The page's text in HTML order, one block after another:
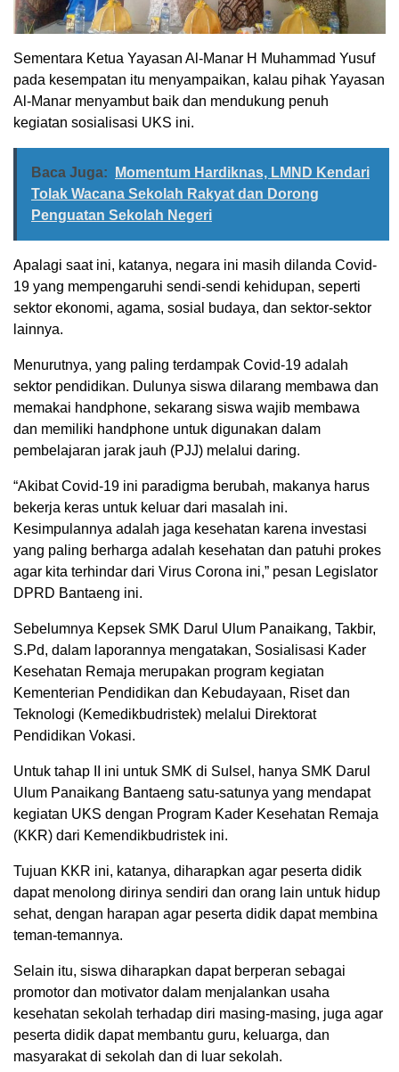
Sementara Ketua Yayasan Al-Manar H Muhammad Yusuf
pada kesempatan itu menyampaikan, kalau pihak Yayasan
Al-Manar menyambut baik dan mendukung penuh
kegiatan sosialisasi UKS ini.
Baca Juga:
Momentum Hardiknas, LMND Kendari
Tolak Wacana Sekolah Rakyat dan Dorong
Penguatan Sekolah Negeri
Apalagi saat ini, katanya, negara ini masih dilanda Covid-
19 yang mempengaruhi sendi-sendi kehidupan, seperti
sektor ekonomi, agama, sosial budaya, dan sektor-sektor
lainnya.
Menurutnya, yang paling terdampak Covid-19 adalah
sektor pendidikan. Dulunya siswa dilarang membawa dan
memakai handphone, sekarang siswa wajib membawa
dan memiliki handphone untuk digunakan dalam
pembelajaran jarak jauh (PJJ) melalui daring.
“Akibat Covid-19 ini paradigma berubah, makanya harus
bekerja keras untuk keluar dari masalah ini.
Kesimpulannya adalah jaga kesehatan karena investasi
yang paling berharga adalah kesehatan dan patuhi prokes
agar kita terhindar dari Virus Corona ini,” pesan Legislator
DPRD Bantaeng ini.
Sebelumnya Kepsek SMK Darul Ulum Panaikang, Takbir,
S.Pd, dalam laporannya mengatakan, Sosialisasi Kader
Kesehatan Remaja merupakan program kegiatan
Kementerian Pendidikan dan Kebudayaan, Riset dan
Teknologi (Kemedikbudristek) melalui Direktorat
Pendidikan Vokasi.
Untuk tahap II ini untuk SMK di Sulsel, hanya SMK Darul
Ulum Panaikang Bantaeng satu-satunya yang mendapat
kegiatan UKS dengan Program Kader Kesehatan Remaja
(KKR) dari Kemendikbudristek ini.
Tujuan KKR ini, katanya, diharapkan agar peserta didik
dapat menolong dirinya sendiri dan orang lain untuk hidup
sehat, dengan harapan agar peserta didik dapat membina
teman-temannya.
Selain itu, siswa diharapkan dapat berperan sebagai
promotor dan motivator dalam menjalankan usaha
kesehatan sekolah terhadap diri masing-masing, juga agar
peserta didik dapat membantu guru, keluarga, dan
masyarakat di sekolah dan di luar sekolah.